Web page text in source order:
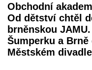
Obchodní
Od dětství chtěl
brněnskou
Šumperku a
Městském